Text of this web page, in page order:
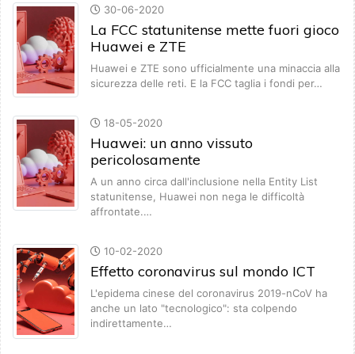
30-06-2020
La FCC statunitense mette fuori gioco
Huawei e ZTE
Huawei e ZTE sono ufficialmente una minaccia alla
sicurezza delle reti. E la FCC taglia i fondi per…
18-05-2020
Huawei: un anno vissuto
pericolosamente
A un anno circa dall'inclusione nella Entity List
statunitense, Huawei non nega le difficoltà
affrontate.…
10-02-2020
Effetto coronavirus sul mondo ICT
L'epidema cinese del coronavirus 2019-nCoV ha
anche un lato "tecnologico": sta colpendo
indirettamente…